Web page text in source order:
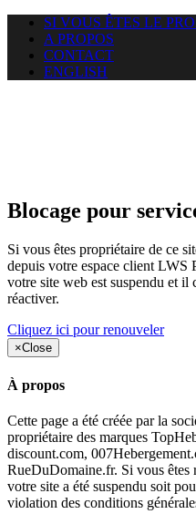
SI VOUS ÊTES LE
A PROPOS
CONTACT
ENGLISH
Blocage pour
Si vous êtes propriétaire de ce
depuis votre espace client LWS
votre site web est suspendu et
réactiver.
Cliquez ici pour renouveler
×Close
À propos
Cette page a été créée par la
propriétaire des marques
discount.com,
RueDuDomaine.fr. Si vous êtes
votre site a été suspendu soit
violation des conditions